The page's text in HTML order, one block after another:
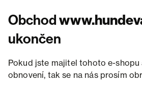
Obchod
ukončen
Pokud jste majitel tohoto e-shopu
obnovení, tak se na nás prosím